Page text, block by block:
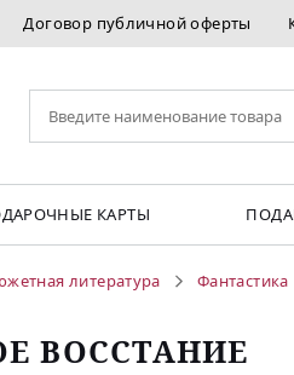
Договор публичной оферты
КАРТЫ
литература Фантастика
ВОССТАНИЕ